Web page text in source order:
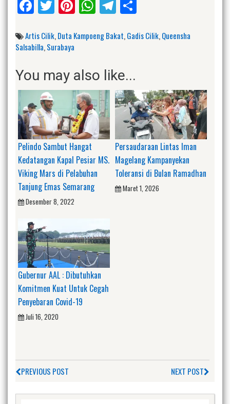
Facebook
Twitter
Pinterest
WhatsApp
Telegram
Artis Cilik,Duta Kampoeng Bakat,Gadis Cilik,Queensha
Salsabilla,Surabaya
You may also like...
Pelindo Sambut Hangat
Kedatangan Kapal Pesiar MS.
Viking Mars di Pelabuhan
Tanjung Emas Semarang
Desember 8, 2022
Persaudaraan Lintas Iman
Magelang Kampanyekan
Toleransi di Bulan Ramadhan
Maret 1, 2026
Gubernur AAL : Dibutuhkan
Komitmen Kuat Untuk Cegah
Penyebaran Covid-19
Juli 16, 2020
PREVIOUS POST NEXT POST